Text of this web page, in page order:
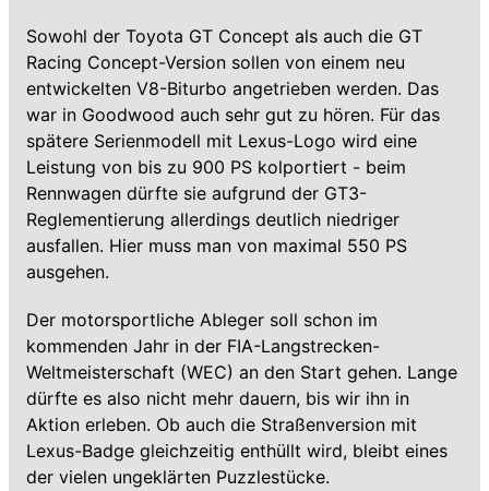
Sowohl der Toyota GT Concept als auch die GT
Racing Concept-Version sollen von einem neu
entwickelten V8-Biturbo angetrieben werden. Das
war in Goodwood auch sehr gut zu hören. Für das
spätere Serienmodell mit Lexus-Logo wird eine
Leistung von bis zu 900 PS kolportiert - beim
Rennwagen dürfte sie aufgrund der GT3-
Reglementierung allerdings deutlich niedriger
ausfallen. Hier muss man von maximal 550 PS
ausgehen.
Der motorsportliche Ableger soll schon im
kommenden Jahr in der FIA-Langstrecken-
Weltmeisterschaft (WEC) an den Start gehen. Lange
dürfte es also nicht mehr dauern, bis wir ihn in
Aktion erleben. Ob auch die Straßenversion mit
Lexus-Badge gleichzeitig enthüllt wird, bleibt eines
der vielen ungeklärten Puzzlestücke.